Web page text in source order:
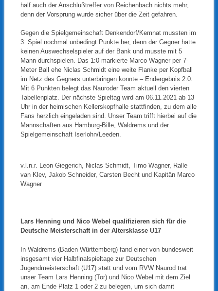
half auch der Anschlußtreffer von Reichenbach nichts mehr,
denn der Vorsprung wurde sicher über die Zeit gefahren.
Gegen die Spielgemeinschaft Denkendorf/Kemnat mussten im
3. Spiel nochmal unbedingt Punkte her, denn der Gegner hatte
keinen Auswechselspieler auf der Bank und musste mit 5
Mann durchspielen. Das 1:0 markierte Marco Wagner per 7-
Meter Ball ehe Niclas Schmidt eine weite Flanke per Kopfball
im Netz des Gegners unterbringen konnte – Endergebnis 2:0.
Mit 6 Punkten belegt das Nauroder Team aktuell den vierten
Tabellenplatz. Der nächste Spieltag wird am 06.11.2021 ab 13
Uhr in der heimischen Kellerskopfhalle stattfinden, zu dem alle
Fans herzlich eingeladen sind. Unser Team trifft hierbei auf die
Mannschaften aus Hamburg-Bille, Waldrems und der
Spielgemeinschaft Iserlohn/Leeden.
v.l.n.r. Leon Giegerich, Niclas Schmidt, Timo Wagner, Ralle
van Klev, Jakob Schneider, Carsten Becht und Kapitän Marco
Wagner
Lars Henning und Nico Webel qualifizieren sich für die
Deutsche Meisterschaft in der Altersklasse U17
In Waldrems (Baden Württemberg) fand einer von bundesweit
insgesamt vier Halbfinalspieltage zur Deutschen
Jugendmeisterschaft (U17) statt und vom RVW Naurod trat
unser Team Lars Henning (Tor) und Nico Webel mit dem Ziel
an, am Ende Platz 1 oder 2 zu belegen, um sich damit